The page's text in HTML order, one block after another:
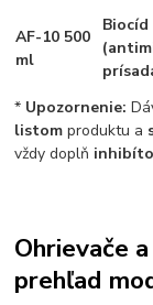
AF-10 500
ml
Biocíd
* Upozornenie:
listom produktu a
vždy doplň
Ohrievače
prehľad